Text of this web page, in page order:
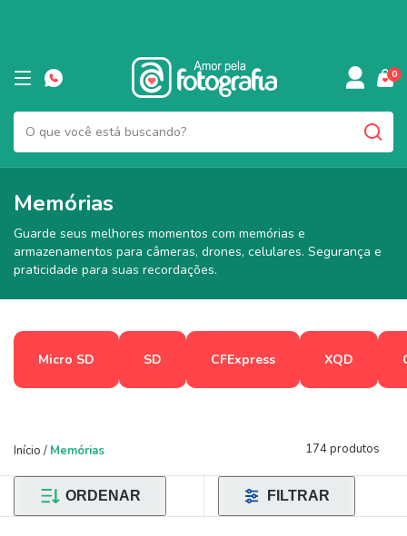
0
Memórias
Guarde seus melhores momentos com memórias e
armazenamentos para câmeras, drones, celulares. Segurança e
praticidade para suas recordações.
Micro SD SD CFExpress XQD
Início / Memórias 174 produtos
ORDENAR FILTRAR